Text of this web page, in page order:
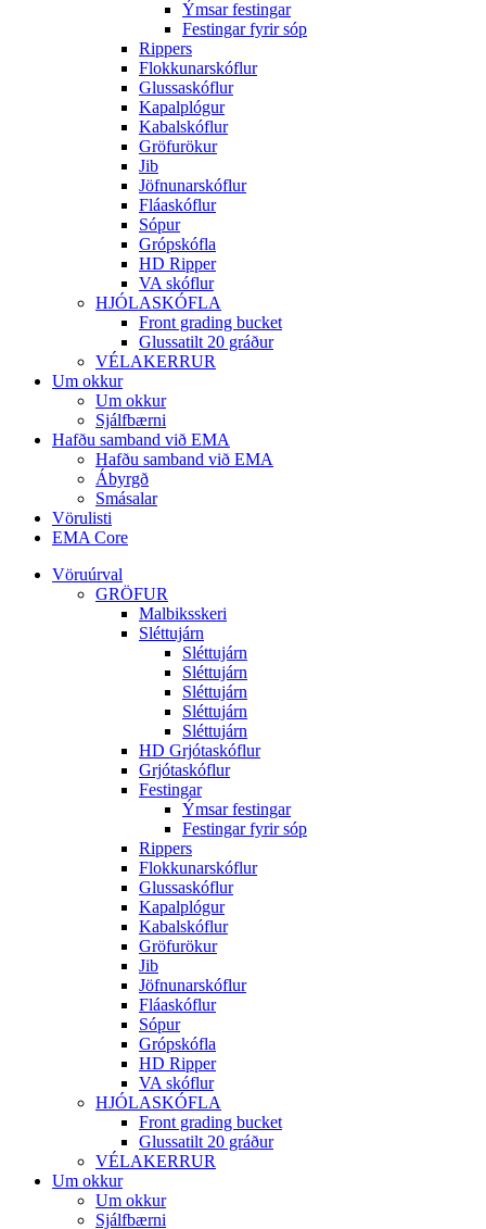
Ýmsar festingar
Festingar fyrir sóp
Rippers
Flokkunarskóflur
Glussaskóflur
Kapalplógur
Kabalskóflur
Gröfurökur
Jib
Jöfnunarskóflur
Fláaskóflur
Sópur
Grópskófla
HD Ripper
VA skóflur
HJÓLASKÓFLA
Front grading bucket
Glussatilt 20 gráður
VÉLAKERRUR
Um okkur
Um okkur
Sjálfbærni
Hafðu samband við EMA
Hafðu samband við EMA
Ábyrgð
Smásalar
Vörulisti
EMA Core
Vöruúrval
GRÖFUR
Malbiksskeri
Sléttujárn
Sléttujárn
Sléttujárn
Sléttujárn
Sléttujárn
Sléttujárn
HD Grjótaskóflur
Grjótaskóflur
Festingar
Ýmsar festingar
Festingar fyrir sóp
Rippers
Flokkunarskóflur
Glussaskóflur
Kapalplógur
Kabalskóflur
Gröfurökur
Jib
Jöfnunarskóflur
Fláaskóflur
Sópur
Grópskófla
HD Ripper
VA skóflur
HJÓLASKÓFLA
Front grading bucket
Glussatilt 20 gráður
VÉLAKERRUR
Um okkur
Um okkur
Sjálfbærni